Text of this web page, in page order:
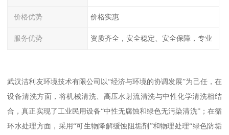
价格优势 价格实惠
服务优势 资质齐全，安全稳定、安全保障，专业
武汉洁利友环境技术有限公司以“经济与环境的协调发展”为己任，在
设备清洗方面，将机械清洗、高压水射流清洗与中性化学清洗相结
合，真正实现了工业民用设备“中性无腐蚀和绿色无污染清洗”；在循
环水处理方面，采用“可生物降解缓蚀阻垢剂”和物理处理“绿色防垢